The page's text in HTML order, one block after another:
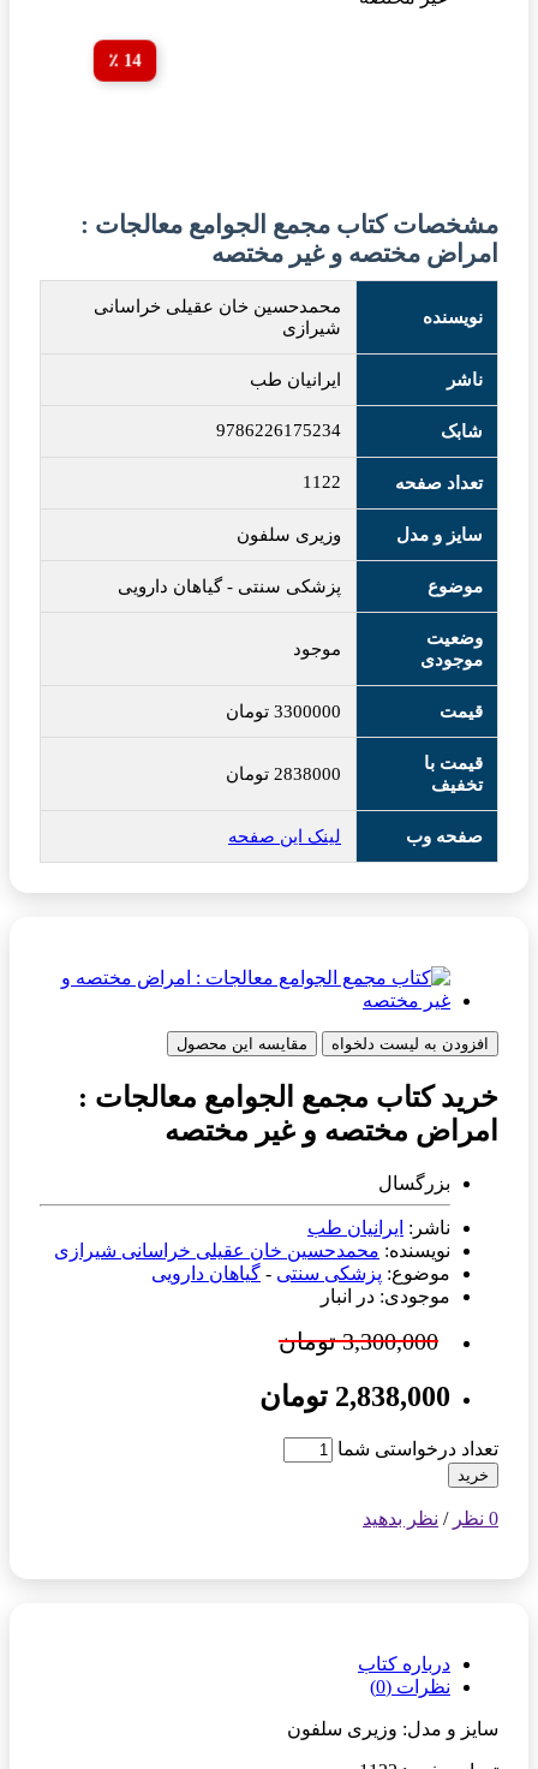
14 ٪
مشخصات کتاب مجمع الجوامع معالجات :
امراض مختصه و غیر مختصه
نویسنده
محمدحسین خان عقیلی خراسانی
شیرازی
ناشر ایرانیان طب
شابک 9786226175234
تعداد صفحه 1122
سایز و مدل وزیری سلفون
موضوع پزشکی سنتی -گیاهان دارویی
وضعیت
موجودی
موجود
قیمت 3300000 تومان
قیمت با
تخفیف
2838000 تومان
صفحه وب لینک این صفحه
افزودن به لیست دلخواه مقایسه این محصول
خرید کتاب مجمع الجوامع معالجات :
امراض مختصه و غیر مختصه
بزرگسال
ناشر: ایرانیان طب
نویسنده: محمدحسین خان عقیلی خراسانی شیرازی
موضوع: پزشکی سنتی - گیاهان دارویی
موجودی: در انبار
3,300,000 تومان
2,838,000 تومان
تعداد درخواستی شما
خرید
0 نظر / نظر بدهید
درباره کتاب
نظرات (0)
سایز و مدل: وزیری سلفون